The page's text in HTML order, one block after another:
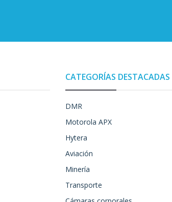
CATEGORÍAS DESTACADAS
DMR
Motorola APX
Hytera
Aviación
Minería
Transporte